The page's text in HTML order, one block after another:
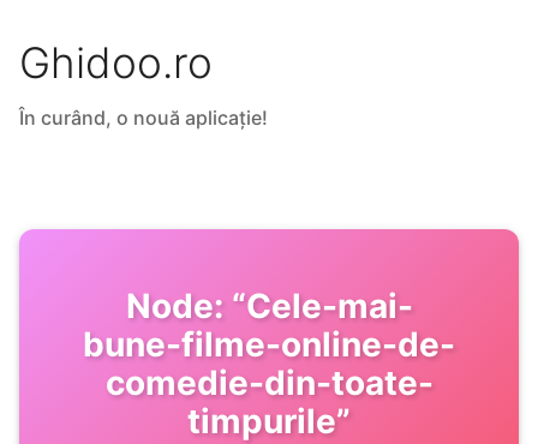
Ghidoo.ro
În curând, o nouă aplicație!
Node: “Cele-mai-
bune-filme-online-de-
comedie-din-toate-
timpurile”